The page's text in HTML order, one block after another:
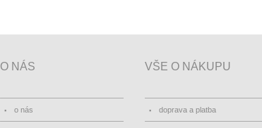
O NÁS
o nás
VŠE O NÁKUPU
doprava a platba